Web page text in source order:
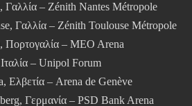
Γαλλία – Zénith Nantes Métropole
Γαλλία – Zénith Toulouse Métropole
Πορτογαλία – MEO Arena
– Unipol Forum
Ελβετία – Arena de Genève
Γερμανία – PSD Bank Arena